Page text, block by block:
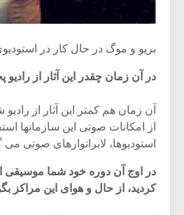
بریو و موگ در حال کار در
در آن زمان چقدر این آثار از
آن زمان هم کمتر این آثار از رادیو
از امکانات صوتی این سازمانها
استودیوها، لابراتوارهای صوتی می
در اوج آن دوره خود شما موسیقی
کردید، از حال و هوای این مراکز